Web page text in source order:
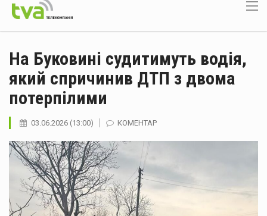
На Буковині судитимуть водія,
який спричинив ДТП з двома
потерпілими
03.06.2026 (13:00) КОМЕНТАР